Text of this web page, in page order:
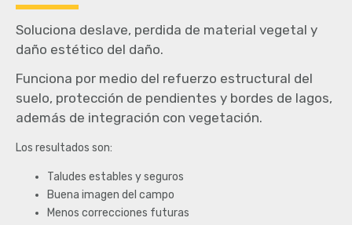
Soluciona deslave, perdida de material vegetal y
daño estético del daño.
Funciona por medio del refuerzo estructural del
suelo, protección de pendientes y bordes de lagos,
además de integración con vegetación.
Los resultados son:
Taludes estables y seguros
Buena imagen del campo
Menos correcciones futuras